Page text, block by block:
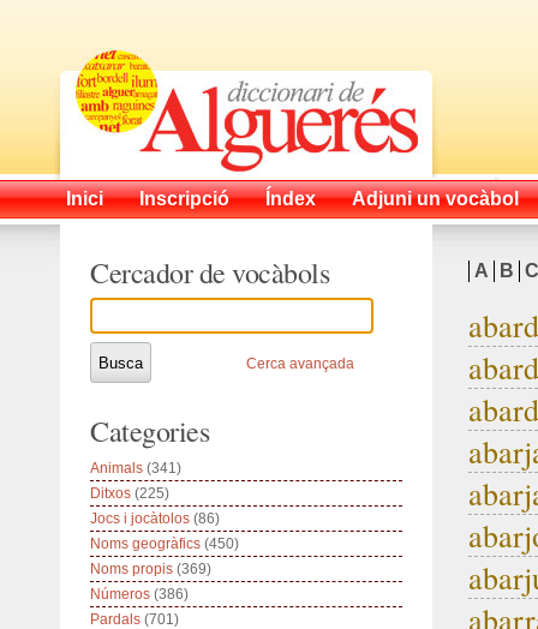
Inici Inscripció Índex Adjuni un vocàbol
A B C
Cercador de vocàbols
Cerca avançada
Categories
Animals (341)
Ditxos (225)
Jocs i jocàtolos (86)
Noms geogràfics (450)
Noms propis (369)
Números (386)
Pardals (701)